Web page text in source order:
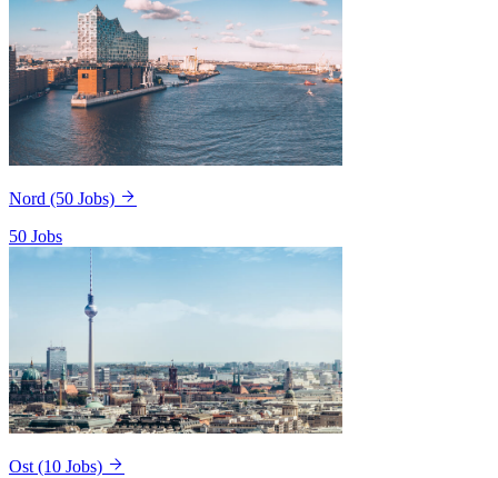
Nord (50 Jobs)
50 Jobs
Ost (10 Jobs)